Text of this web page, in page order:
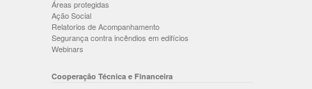
Áreas protegidas
Ação Social
Relatorios de Acompanhamento
Segurança contra incêndios em edifícios
Webinars
Cooperação Técnica e Financeira